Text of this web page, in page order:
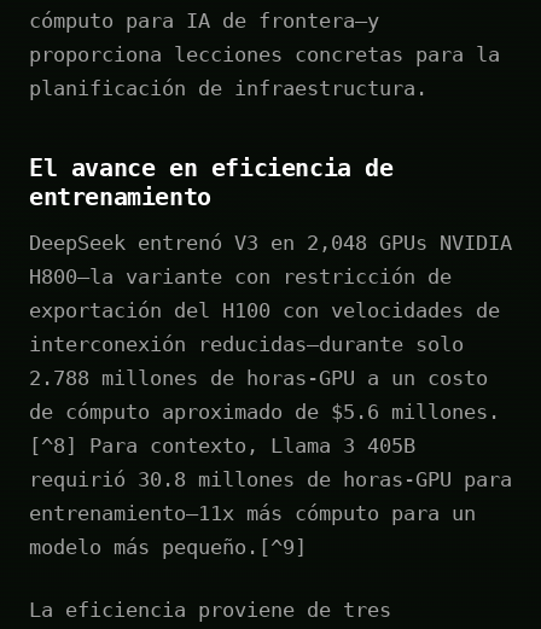
cómputo para IA de frontera—y
proporciona lecciones concretas para la
planificación de infraestructura.
El avance en eficiencia de
entrenamiento
DeepSeek entrenó V3 en 2,048 GPUs NVIDIA
H800—la variante con restricción de
exportación del H100 con velocidades de
interconexión reducidas—durante solo
2.788 millones de horas-GPU a un costo
de cómputo aproximado de $5.6 millones.
[^8] Para contexto, Llama 3 405B
requirió 30.8 millones de horas-GPU para
entrenamiento—11x más cómputo para un
modelo más pequeño.[^9]
La eficiencia proviene de tres